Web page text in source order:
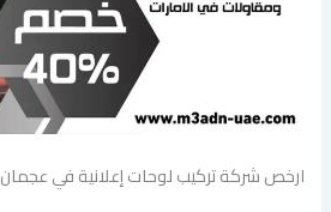
ارخص شركة تركيب لوحات إعلانية في عجمان